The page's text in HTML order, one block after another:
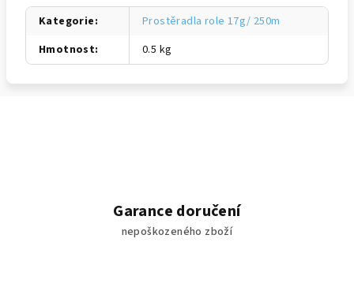
Kategorie:
Prostěradla role 17g/ 250m
Hmotnost: 0.5 kg
Garance doručení
nepoškozeného zboží